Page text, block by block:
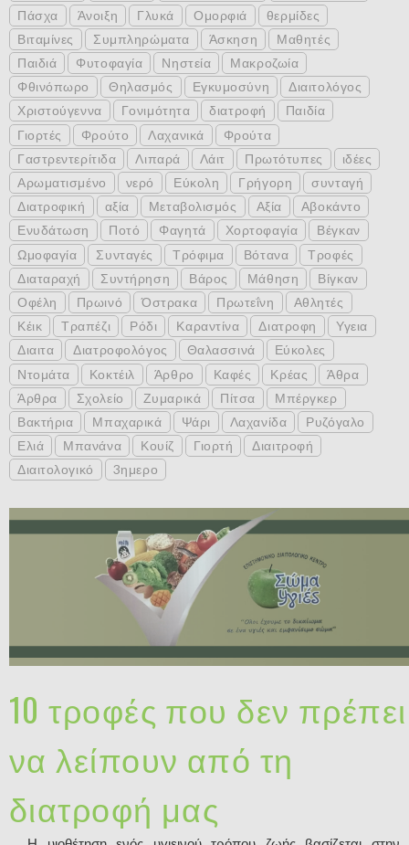
Πάσχα
Άνοιξη Γλυκά Ομορφιά
θερμίδες
Βιταμίνες
Συμπληρώματα Άσκηση
Μαθητές
Παιδιά
Φυτοφαγία Νηστεία
Μακροζωία
Φθινόπωρο
Θηλασμός Εγκυμοσύνη
Διαιτολόγος
Χριστούγεννα
Γονιμότητα διατροφή
Παιδία
Γιορτές
Φρούτο Λαχανικά
Φρούτα
Γαστρεντερίτιδα
Λιπαρά Λάιτ Πρωτότυπες
ιδέες
Αρωματισμένο
νερό Εύκολη Γρήγορη
συνταγή
Διατροφική
αξία Μεταβολισμός Αξία
Αβοκάντο
Ενυδάτωση
Ποτό Φαγητά Χορτοφαγία
Βέγκαν
Ωμοφαγία
Συνταγές Τρόφιμα Βότανα
Τροφές
Διαταραχή
Συντήρηση Βάρος Μάθηση
Βίγκαν
Οφέλη
Πρωινό Όστρακα Πρωτεΐνη
Αθλητές
Κέικ
Τραπέζι Ρόδι Καραντίνα Διατροφη
Υγεια
Διαιτα
Διατροφολόγος Θαλασσινά
Εύκολες
Ντομάτα
Κοκτέιλ Άρθρο Καφές Κρέας
Άθρα
Άρθρα
Σχολείο Ζυμαρικά Πίτσα
Μπέργκερ
Βακτήρια
Μπαχαρικά Ψάρι Λαχανίδα
Ρυζόγαλο
Ελιά
Μπανάνα Κουίζ Γιορτή
Διαιτροφή
Διαιτολογικό
3ημερο
10 τροφές που δεν πρέπει
να λείπουν από τη
διατροφή μας